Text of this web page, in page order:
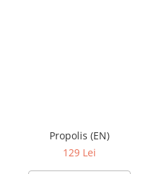
Propolis (EN)
129 Lei